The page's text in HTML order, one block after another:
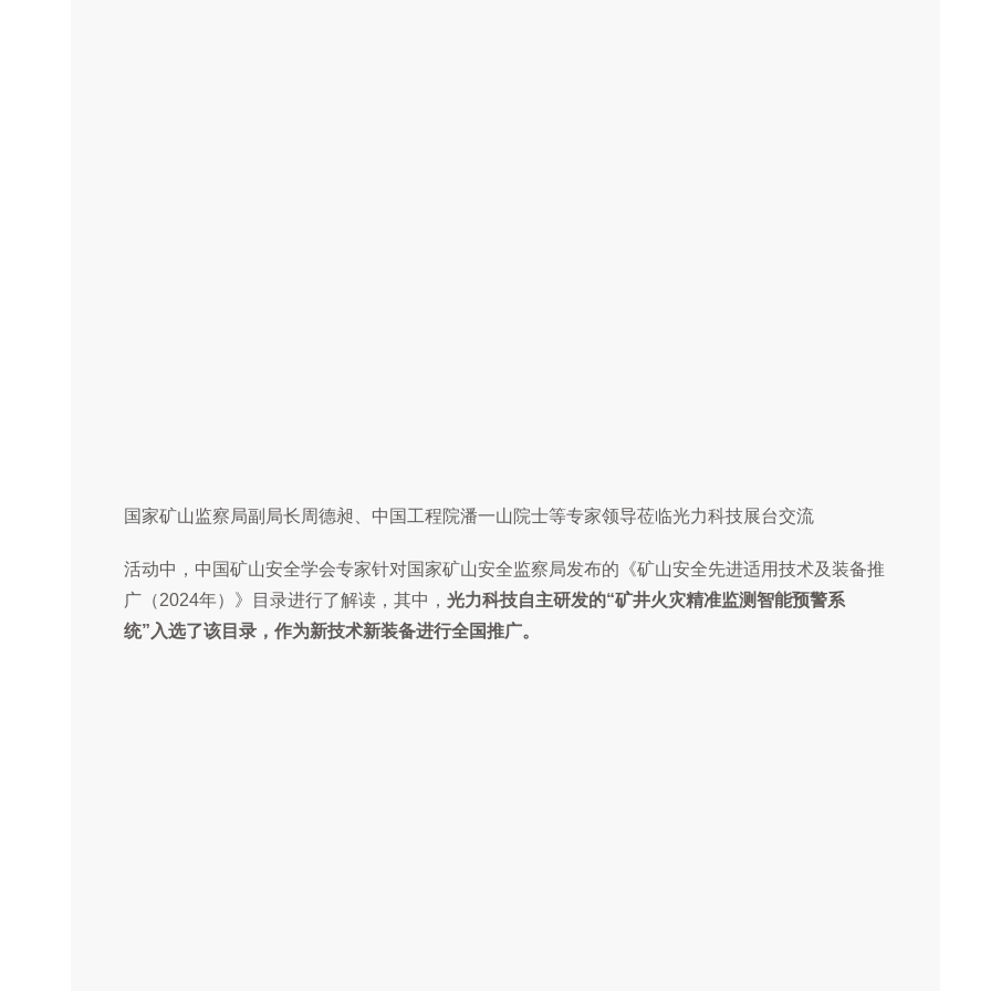
国家矿山监察局副局长周德昶、中国工程院潘一山院士等专家领导莅临光力科技展台交流
活动中，中国矿山安全学会专家针对国家矿山安全监察局发布的《矿山安全先进适用技术及装备推
广（2024年）》目录进行了解读，其中， 光力科技自主研发的“矿井火灾精准监测智能预警系
统”入选了该目录，作为新技术新装备进行全国推广。